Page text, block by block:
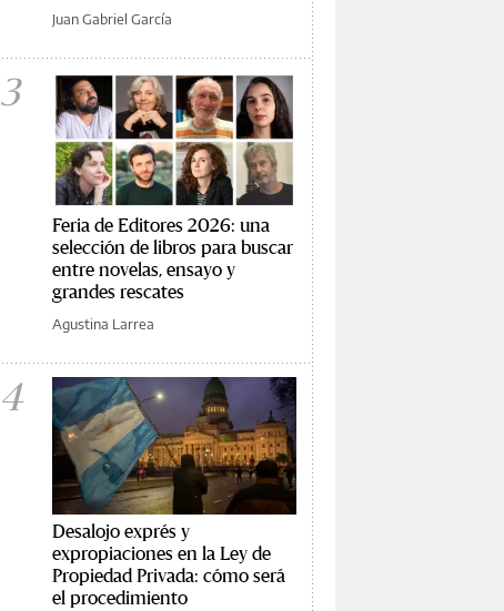
Juan Gabriel García
3
Feria de Editores 2026: una
selección de libros para buscar
entre novelas, ensayo y
grandes rescates
Agustina Larrea
4
Desalojo exprés y
expropiaciones en la Ley de
Propiedad Privada: cómo será
el procedimiento